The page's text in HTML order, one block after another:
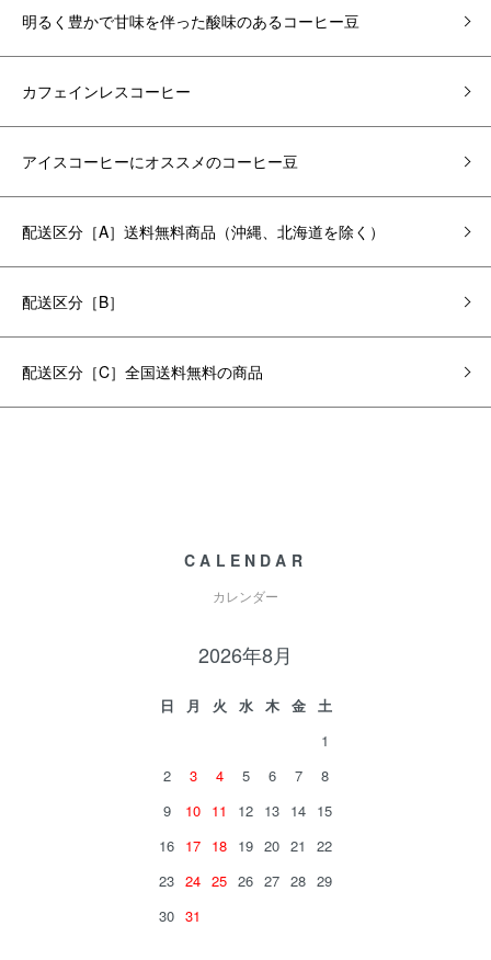
明るく豊かで甘味を伴った酸味のあるコーヒー豆
カフェインレスコーヒー
アイスコーヒーにオススメのコーヒー豆
配送区分［A］送料無料商品（沖縄、北海道を除く）
配送区分［B］
配送区分［C］全国送料無料の商品
CALENDAR
カレンダー
2026年8月
日 月 火 水 木 金
土
1
2
3 4 5 6 7
8
9
10 11 12 13 14 15
16 17 18 19 20 21
22
23 24 25 26 27 28 29
30 31